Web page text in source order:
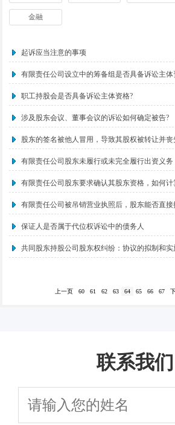
金融
起诉应当注意的事项
有限责任公司设立中的筹备组是否具备诉讼主体
职工持股会是否具备诉讼主体资格?
涉及股东会议、董事会议的诉讼如何确定被告?
股东的签名被他人冒用，导致其股权被转让并
的诉讼如何确定被告?
有限责任公司股东未履行或未完全履行出资义
司要求其补足出资，如何计算诉讼时效期间?
有限责任公司股东要求确认其股东资格，如何计
有限责任公司被吊销营业执照后，股东能否直
诉讼?
保证人是否属于代位权诉讼中的债务人
共同股东持股公司股东权纠纷：协议的拟制和实
上一页 60 61 62 63 64 65 66 67
联系我们